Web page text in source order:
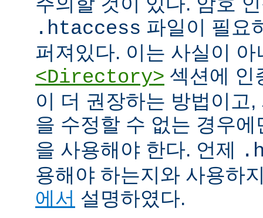
.htaccess 파일이 필요
퍼져있다. 이는 사실이
<Directory> 섹션에 인
이 더 권장하는 방법이고
을 수정할 수 없는 경우
을 사용해야 한다. 언제
용해야 하는지와 사용하
에서 설명하였다.